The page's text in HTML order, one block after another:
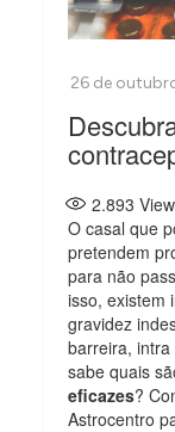
2.893
O casal que
pretendem
para não
isso, existem
gravidez
barreira,
sabe quais
eficazes?
Astrocentro